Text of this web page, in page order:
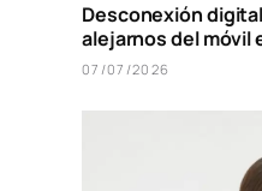
Desconexión
alejarnos del móvil
07/07/2026